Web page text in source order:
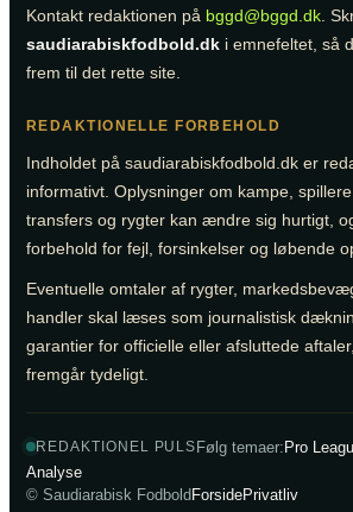
Kontakt redaktionen på bggd@bggd.dk.
saudiarabiskfodbold.dk i emnefeltet, så
frem til det rette site.
REDAKTIONELLE FORBEHOLD
Indholdet på saudiarabiskfodbold.dk er
informativt. Oplysninger om kampe,
transfers og rygter kan ændre sig hurtigt,
forbehold for fejl, forsinkelser og løbende
Eventuelle omtaler af rygter,
handler skal læses som journalistisk
garantier for officielle eller afsluttede
fremgår tydeligt.
REDAKTIONEL PULS Følg temaer: Pro
Analyse
© Saudiarabisk Fodbold ForsidePrivatliv